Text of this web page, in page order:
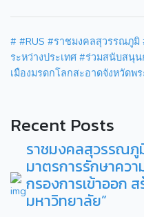
# #RUS #ราชมงคลสุวรรณภูมิ
ระหว่างประเทศ #ร่วมสนับสนุน
เมืองมรดกโลกสะอาดจังหวัดพ
Recent Posts
ราชมงคลสุวรรณ
มาตรการรักษาคว
กรองการเข้าออก
มหาวิทยาลัย”